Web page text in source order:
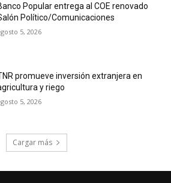
Popular entrega al COE renovado
Político/Comunicaciones
5, 2026
promueve inversión extranjera en
y riego
5, 2026
Cargar más